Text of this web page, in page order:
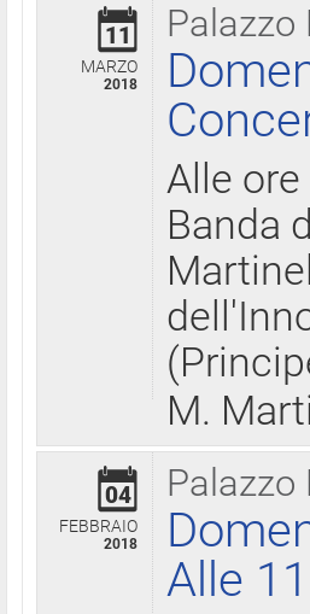
Palazzo
11
MARZO
2018
Alle
Banda
M.
04
FEBBRAIO
2018
Alle